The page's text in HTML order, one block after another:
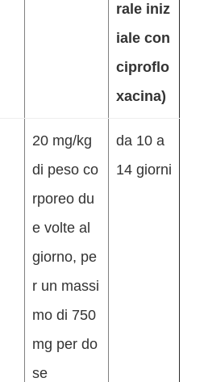
rale iniz
iale con
ciproflo
xacina)
20 mg/kg
di peso co
rporeo du
e volte al
giorno, pe
r un massi
mo di 750
mg per do
se
da 10 a
14 giorni